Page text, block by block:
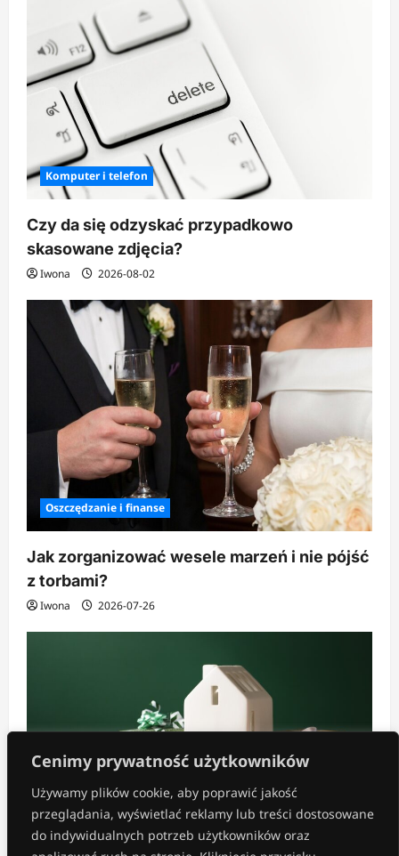
Cenimy prywatność użytkowników
Używamy plików cookie, aby poprawić jakość
przeglądania, wyświetlać reklamy lub treści dostosowane
do indywidualnych potrzeb użytkowników oraz
Komputer i telefon
Czy da się odzyskać przypadkowo
skasowane zdjęcia?
Iwona 2026-08-02
Oszczędzanie i finanse
Jak zorganizować wesele marzeń i nie pójść
z torbami?
Iwona 2026-07-26
Inne